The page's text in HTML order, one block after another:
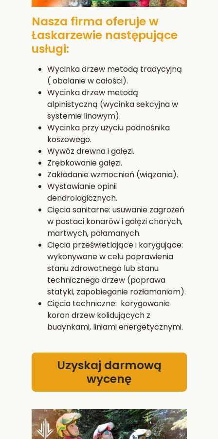
Nasza firma oferuje w
Łaskarzewie następujące
usługi:
Wycinka drzew metodą tradycyjną
( obalanie w całości).
Wycinka drzew metodą
alpinistyczną (wycinka sekcyjna w
systemie linowym).
Wycinka przy użyciu podnośnika
koszowego.
Wywóz drewna i gałęzi.
Zrębkowanie gałęzi.
Zakładanie wzmocnień (wiązania).
Wystawianie opinii
dendrologicznych.
Cięcia sanitarne: usuwanie zagrożeń
w postaci konarów i gałęzi chorych,
martwych, połamanych.
Cięcia prześwietlające i korygujące:
wykonywane w celu poprawienia
stanu zdrowotnego lub stanu
technicznego drzew (poprawa
statyki, zapobieganie rozłamaniom).
Cięcia techniczne: korygowanie
koron drzew kolidujących z
budynkami, liniami energetycznymi.
Uzyskaj darmową
wycenę